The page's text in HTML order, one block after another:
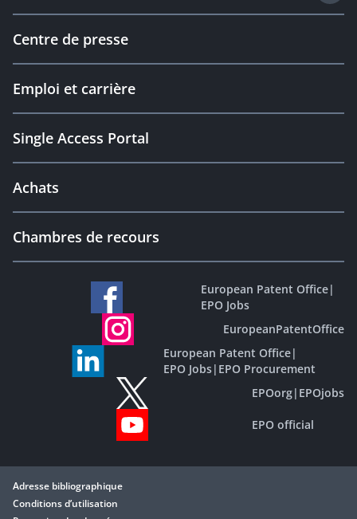
Centre de presse
Emploi et carrière
Single Access Portal
Achats
Chambres de recours
European Patent Office|
EPO Jobs
EuropeanPatentOffice
European Patent Office|
EPO Jobs| EPO Procurement
EPOorg| EPOjobs
EPO official
Adresse bibliographique
Conditions d’utilisation